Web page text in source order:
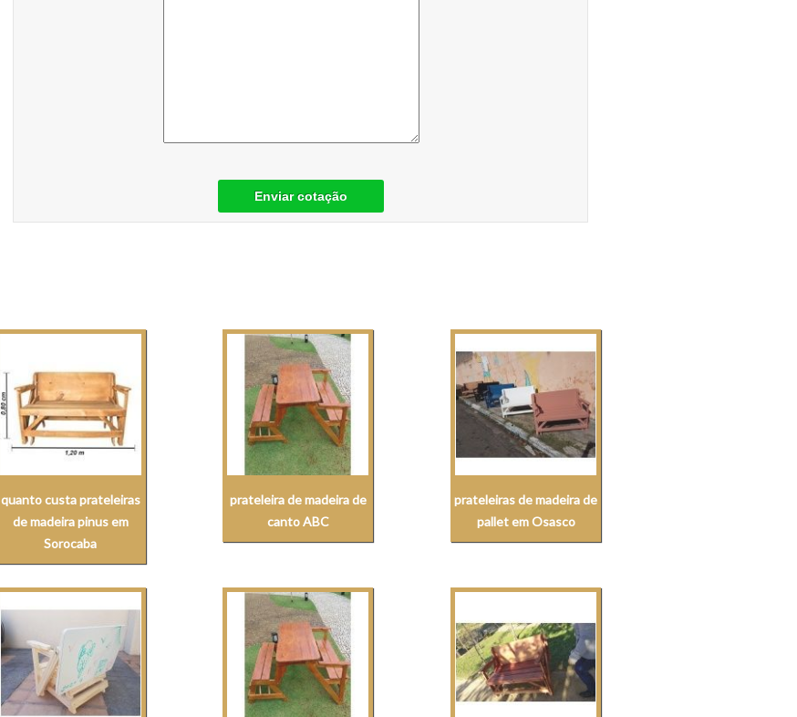
Enviar cotação
quanto custa prateleiras
de madeira pinus em
Sorocaba
prateleira de madeira de
canto ABC
prateleiras de madeira de
pallet em Osasco